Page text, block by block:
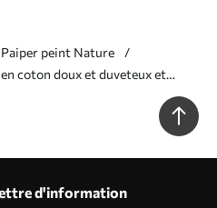
Paiper peint Nature
coton doux et duveteux et
d'information